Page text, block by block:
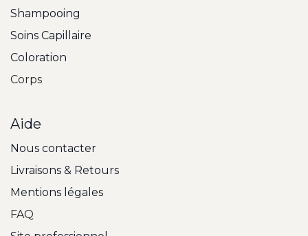
Shampooing
Soins Capillaire
Coloration
Corps
Aide
Nous contacter
Livraisons & Retours
Mentions légales
FAQ